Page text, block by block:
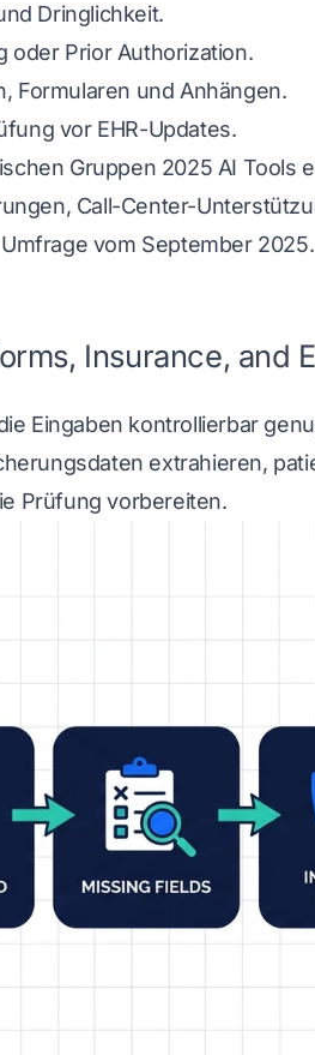
Dringlichkeit.
oder Prior Authorization.
Formularen und Anhängen.
vor EHR-Updates.
Gruppen 2025 AI Tools
Call-Center-
vom September 2025.
Insurance, and
Eingaben kontrollierbar
extrahieren,
Prüfung vorbereiten.